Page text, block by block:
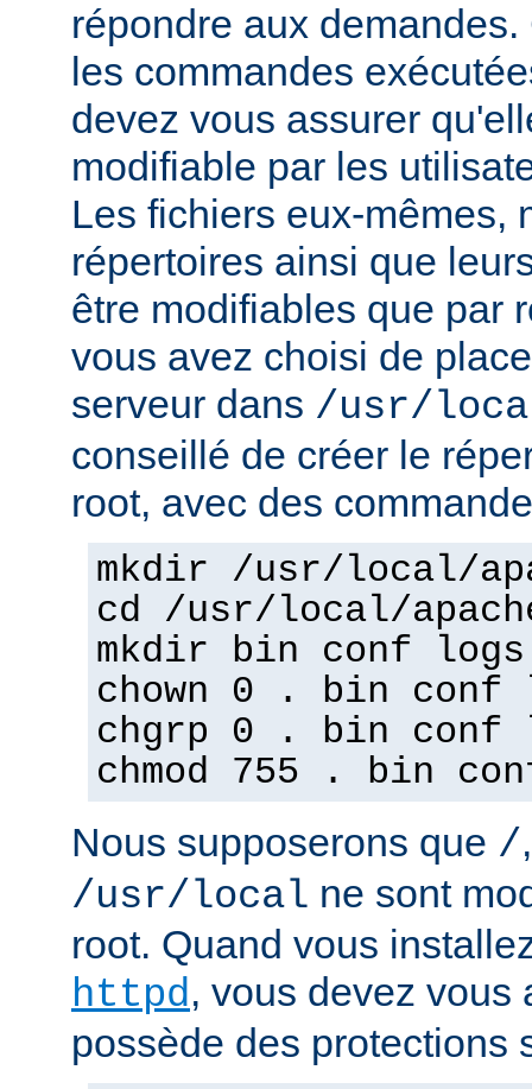
répondre aux
les commandes
devez vous assurer
modifiable par les
Les fichiers eux-mêmes,
répertoires ainsi que
être modifiables que par
vous avez choisi de
serveur dans /usr/
conseillé de créer le
root, avec des
mkdir /usr/local/
cd /usr/local/
mkdir bin conf logs
chown 0 . bin conf
chgrp 0 . bin conf
chmod 755 . bin
Nous supposerons que /
/usr/local ne sont
root. Quand vous
httpd, vous devez vous
possède des protections